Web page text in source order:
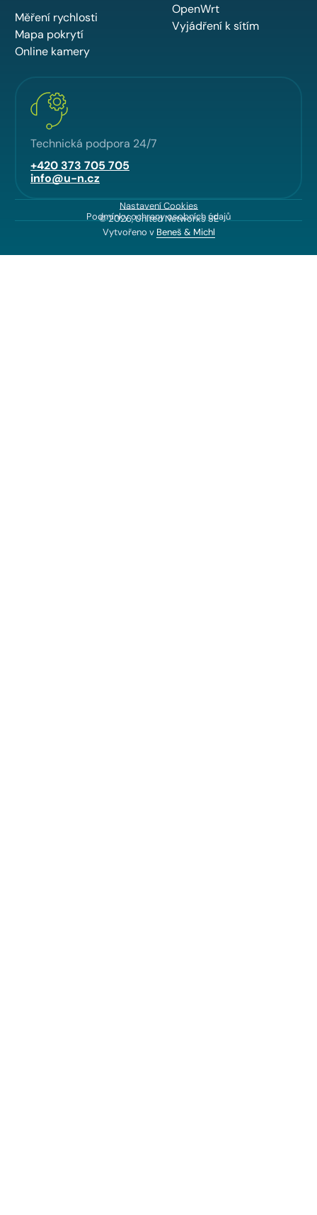
Měření rychlosti
Mapa pokrytí
Online kamery
OpenWrt
Vyjádření k sítím
Technická podpora 24/7
+420 373 705 705
info@u-n.cz
Nastavení Cookies
Podmínky ochrany osobních údajů
© 2026, United Networks SE
Vytvořeno v Beneš & Michl